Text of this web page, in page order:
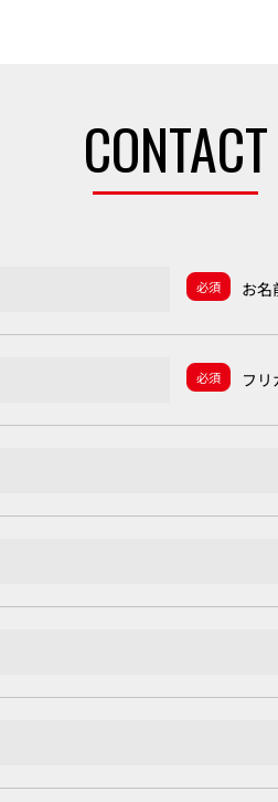
CONTACT
必須 お名
必須 フリ